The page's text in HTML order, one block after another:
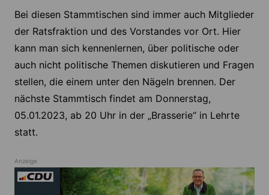
Bei diesen Stammtischen sind immer auch Mitglieder
der Ratsfraktion und des Vorstandes vor Ort. Hier
kann man sich kennenlernen, über politische oder
auch nicht politische Themen diskutieren und Fragen
stellen, die einem unter den Nägeln brennen. Der
nächste Stammtisch findet am Donnerstag,
05.01.2023, ab 20 Uhr in der „Brasserie“ in Lehrte
statt.
Anzeige